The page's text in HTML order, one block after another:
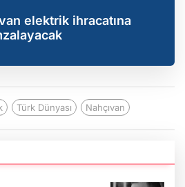
elektrik ihracatına
Türk Dünyası Nahçıvan